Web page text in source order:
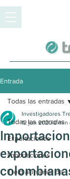
Entrada
Todas las entradas
Exportaciones
Importaciones
Treid al interior de
Todas las entradas
Investigadores
12 jun 2020 2 min